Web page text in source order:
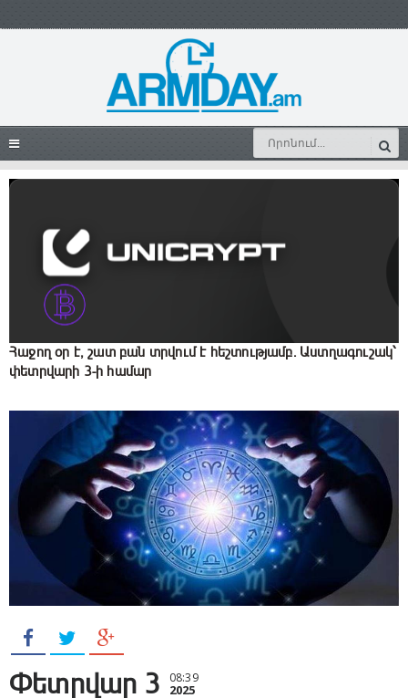
Հաջող օր է, շատ բան տրվում է հեշտությամբ․ Աստղագուշակ՝
փետրվարի 3-ի համար
Փետրվար 3 08:39
2025